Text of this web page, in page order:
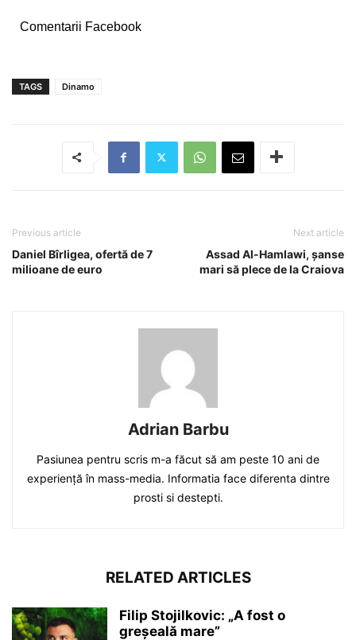
Comentarii Facebook
TAGS Dinamo
Previous article
Daniel Bîrligea, ofertă de 7
milioane de euro
Next article
Assad Al-Hamlawi, șanse
mari să plece de la Craiova
Adrian Barbu
Pasiunea pentru scris m-a făcut să am peste 10 ani de
experiență în mass-media. Informatia face diferenta dintre
prosti si destepti.
RELATED ARTICLES
Filip Stojilkovic: „A fost o
greșeală mare”